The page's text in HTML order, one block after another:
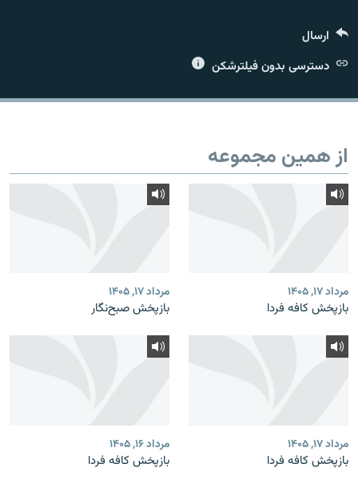
زبان‌های دیگر
ارسال
دسترسی بدون فیلترشکن
از همین مجموعه
مرداد ۱۷, ۱۴۰۵
بازپخش کافه فردا
مرداد ۱۷, ۱۴۰۵
بازپخش صبح‌نگار
مرداد ۱۷, ۱۴۰۵
بازپخش کافه فردا
مرداد ۱۶, ۱۴۰۵
بازپخش کافه فردا